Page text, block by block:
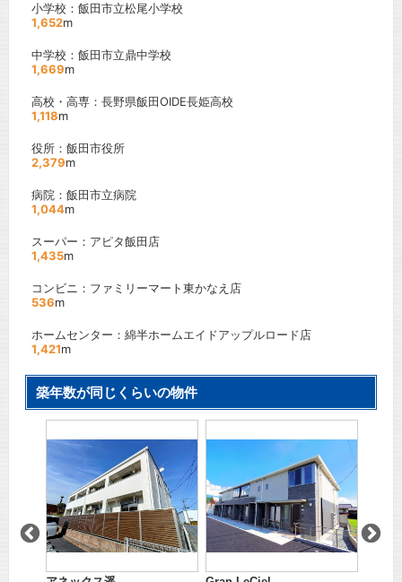
小学校：飯田市立松尾小学校
1,652m
中学校：飯田市立鼎中学校
1,669m
高校・高専：長野県飯田OIDE長姫高校
1,118m
役所：飯田市役所
2,379m
病院：飯田市立病院
1,044m
スーパー：アピタ飯田店
1,435m
コンビニ：ファミリーマート東かなえ店
536m
ホームセンター：綿半ホームエイドアップルロード店
1,421m
築年数が同じくらいの物件